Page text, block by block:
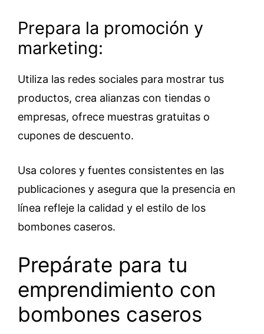
Prepara la promoción y
marketing:
Utiliza las redes sociales para mostrar tus
productos, crea alianzas con tiendas o
empresas, ofrece muestras gratuitas o
cupones de descuento.
Usa colores y fuentes consistentes en las
publicaciones y asegura que la presencia en
línea refleje la calidad y el estilo de los
bombones caseros.
Prepárate para tu
emprendimiento con
bombones caseros